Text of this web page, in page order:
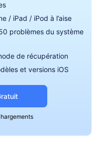
/ iPad / iPod à l’aise
problèmes du système
de récupération
et versions iOS